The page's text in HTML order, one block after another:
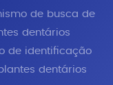
de busca de
dentários
de identificação
dentários